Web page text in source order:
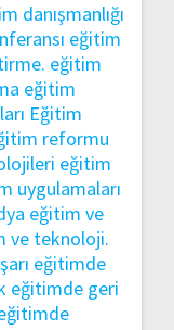
danışmanlığı
eğitim
eğitim
eğitim
Eğitim
reformu
eğitim
uygulamaları
eğitim ve
ve teknoloji.
eğitimde
eğitimde geri